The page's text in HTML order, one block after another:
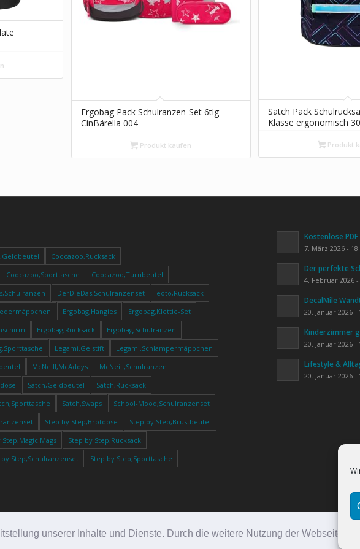
unserer Inhalte und Dienste. Durch die weitere Nutzung der Webseite
&
Ergobag Pack Schulranzen-Set 6tlg
CinBärella 004
Produkt kaufen
Satch Pack
Klasse ergonomisch
Purple Laser –Produkt
Coocazoo,Rucksack
Coocazoo,Sporttasche
Coocazoo,Turnbeutel
DerDieDas,Schulranzenset
eoto,Rucksack
Ergobag,Hangies
Ergobag,Klettie-Set
Ergobag,Rucksack
Ergobag,Schulranzen
Legami,Gelstift
Legami,Schlampermäppchen
McNeill,McAddys
McNeill,Schulranzen
Satch,Geldbeutel
Satch,Rucksack
Satch,Swaps
School-Mood,Schulranzenset
Step by Step,Brotdose
Step by Step,Brustbeutel
Step,Magic Mags
Step by Step,Rucksack
by Step,Schulranzenset
Step by Step,Sporttasche
Kostenlose
7. März 2026 -
Der perfekte
4. Februar 2026 -
DecalMile
20. Januar 2026 -
Kinderzimmer
20. Januar 2026 -
Lifestyle &
20. Januar 2026 -